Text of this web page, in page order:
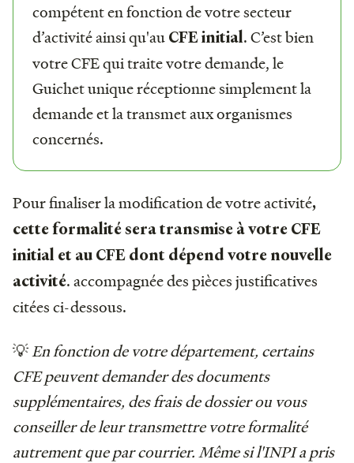
compétent en fonction de votre secteur
d’activité ainsi qu'au CFE initial. C’est bien
votre CFE qui traite votre demande, le
Guichet unique réceptionne simplement la
demande et la transmet aux organismes
concernés.
Pour finaliser la modification de votre activité,
cette formalité sera transmise à votre CFE
initial et au CFE dont dépend votre nouvelle
activité. accompagnée des pièces justificatives
citées ci-dessous.
💡En fonction de votre département, certains
CFE peuvent demander des documents
supplémentaires, des frais de dossier ou vous
conseiller de leur transmettre votre formalité
autrement que par courrier. Même si l'INPI a pris